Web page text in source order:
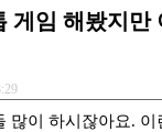
게임 해봤지만
많이 하시잖아요.